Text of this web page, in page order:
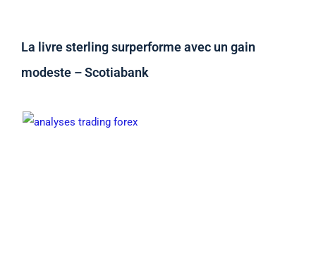
La livre sterling surperforme avec un gain
modeste – Scotiabank